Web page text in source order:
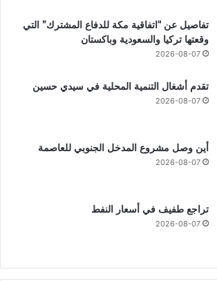
تفاصيل عن “اتفاقية مكة للدفاع المشترك” التي
وقعتها تركيا والسعودية وباكستان
2026-08-07
تقدم أشغال التنمية المحلية في سيدي حسين
2026-08-07
أين وصل مشروع المدخل الجنوبي للعاصمة
2026-08-07
تراجع طفيف في أسعار النفط
2026-08-07